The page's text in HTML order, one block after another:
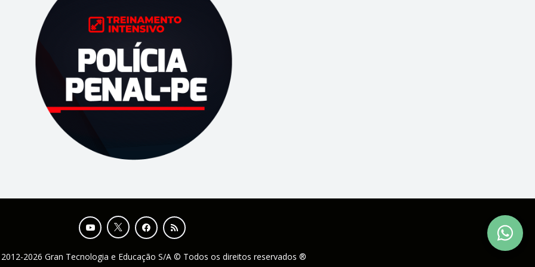
2026 Gran Tecnologia e Educação S/A © Todos os direitos reservados ®